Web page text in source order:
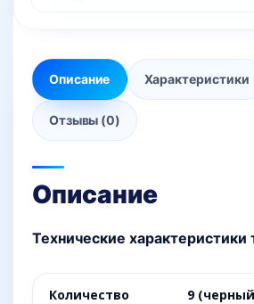
Описание Характеристики
Отзывы (0)
Описание
Технические характеристики
Количество
9